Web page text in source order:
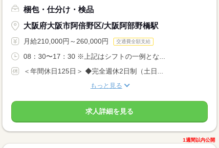
梱包・仕分け・検品
大阪府大阪市阿倍野区/大阪阿部野橋駅
月給210,000円～260,000円 交通費全額支給
08：30〜17：30 ※上記はシフトの一例とな...
＜年間休日125日＞ ◆完全週休2日制（土日...
もっと見る
求人詳細を見る
1週間以内公開